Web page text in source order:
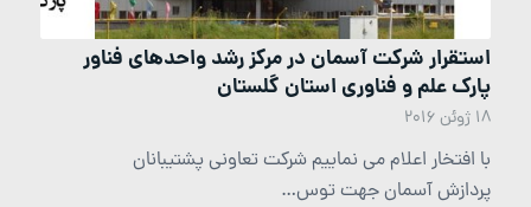
استقرار شرکت آسمان در مرکز رشد واحدهای فناور
پارک علم و فناوری استان گلستان
18 ژوئن 2016
با افتخار اعلام می نماییم شرکت تعاونی پشتیبانان
پردازش آسمان جهت توس…